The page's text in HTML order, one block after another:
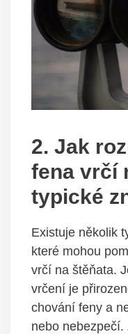
2.‍ Jak
⁤fena vrčí
typické
Existuje několik
které mohou‌
vrčí ⁤na štěňata.
vrčení je
chování feny ⁣a
nebo nebezpečí.